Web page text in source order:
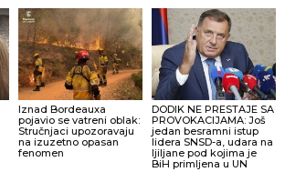
Iznad Bordeauxa
pojavio se vatreni oblak:
Stručnjaci upozoravaju
na izuzetno opasan
fenomen
DODIK NE PRESTAJE SA
PROVOKACIJAMA: Još
jedan besramni istup
lidera SNSD-a, udara na
ljiljane pod kojima je
BiH primljena u UN